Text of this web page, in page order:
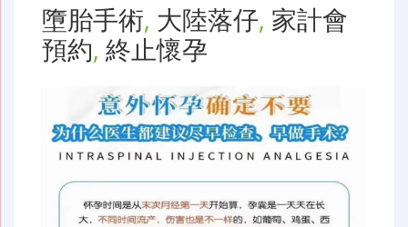
墮胎手術, 大陸落仔, 家計會
預約, 終止懷孕